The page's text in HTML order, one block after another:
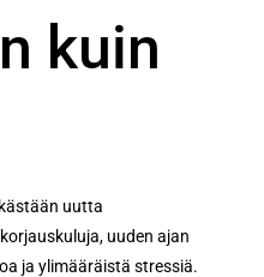
kuin
uutta
uuden ajan
ja ylimääräistä stressiä.